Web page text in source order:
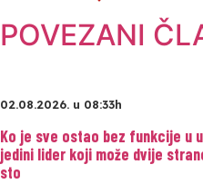
POVEZANI
02.08.2026. u 08:33h
Ko je sve ostao bez funkcije u
jedini lider koji može dvije
sto